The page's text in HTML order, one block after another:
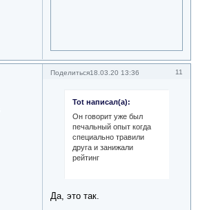
Поделиться 11
18.03.20 13:36
Tot написал(а):
Он говорит уже был
печальный опыт когда
специально травили
друга и занижали
рейтинг
Да, это так.